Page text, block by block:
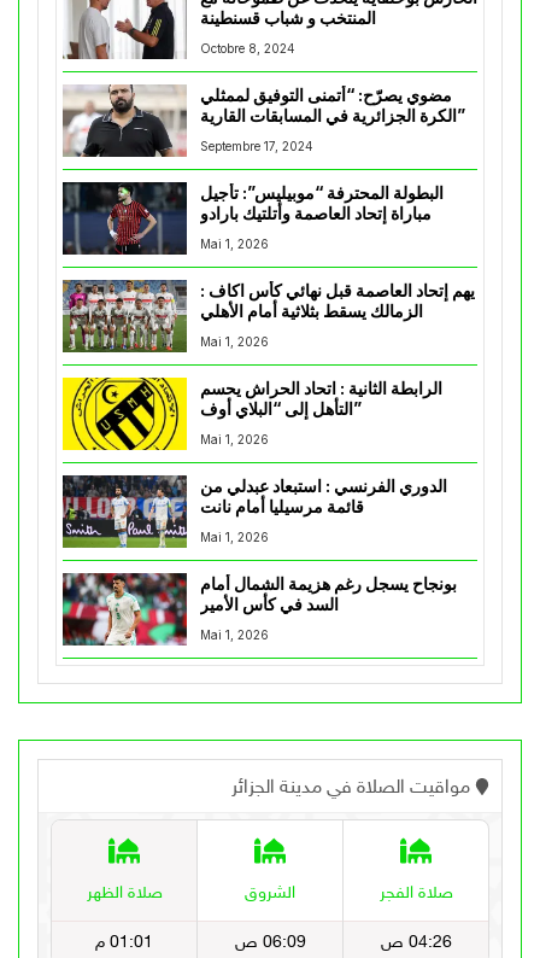
المنتخب و شباب قسنطينة
Octobre 8, 2024
مضوي يصرّح: “أتمنى التوفيق لممثلي
الكرة الجزائرية في المسابقات القارية”
Septembre 17, 2024
البطولة المحترفة “موبيليس”: تأجيل
مباراة إتحاد العاصمة وأتلتيك بارادو
Mai 1, 2026
يهم إتحاد العاصمة قبل نهائي كأس اكاف :
Mai 1, 2026
الرابطة الثانية : اتحاد الحراش يحسم
التأهل إلى “البلاي أوف”
Mai 1, 2026
الدوري الفرنسي : استبعاد عبدلي من
قائمة مرسيليا أمام نانت
Mai 1, 2026
بونجاح يسجل رغم هزيمة الشمال أمام
السد في كأس الأمير
Mai 1, 2026